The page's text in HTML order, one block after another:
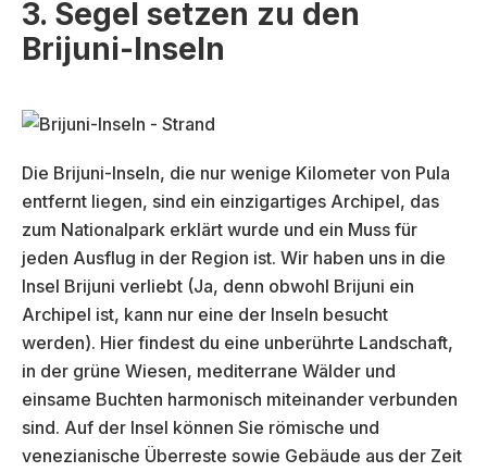
3. Segel setzen zu den
Brijuni-Inseln
Die Brijuni-Inseln, die nur wenige Kilometer von Pula
entfernt liegen, sind ein einzigartiges Archipel, das
zum Nationalpark erklärt wurde und ein Muss für
jeden Ausflug in der Region ist. Wir haben uns in die
Insel Brijuni verliebt (Ja, denn obwohl Brijuni ein
Archipel ist, kann nur eine der Inseln besucht
werden). Hier findest du eine unberührte Landschaft,
in der grüne Wiesen, mediterrane Wälder und
einsame Buchten harmonisch miteinander verbunden
sind. Auf der Insel können Sie römische und
venezianische Überreste sowie Gebäude aus der Zeit